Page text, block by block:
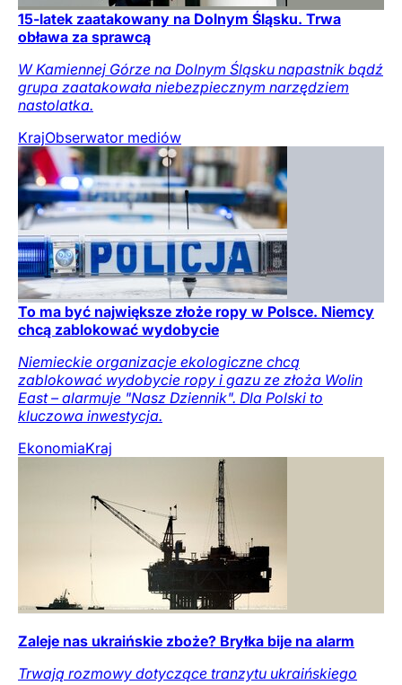
15-latek zaatakowany na Dolnym Śląsku. Trwa
obława za sprawcą
W Kamiennej Górze na Dolnym Śląsku napastnik bądź
grupa zaatakowała niebezpiecznym narzędziem
nastolatka.
KrajObserwator mediów
To ma być największe złoże ropy w Polsce. Niemcy
chcą zablokować wydobycie
Niemieckie organizacje ekologiczne chcą
zablokować wydobycie ropy i gazu ze złoża Wolin
East – alarmuje "Nasz Dziennik". Dla Polski to
kluczowa inwestycja.
EkonomiaKraj
Zaleje nas ukraińskie zboże? Bryłka bije na alarm
Trwają rozmowy dotyczące tranzytu ukraińskiego